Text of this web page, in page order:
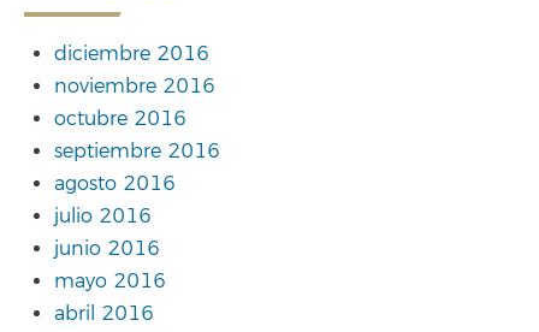
diciembre 2016
noviembre 2016
octubre 2016
septiembre 2016
agosto 2016
julio 2016
junio 2016
mayo 2016
abril 2016